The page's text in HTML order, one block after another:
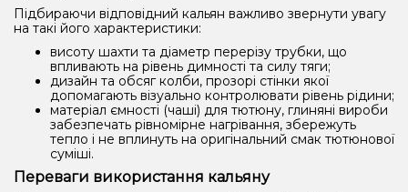
Підбираючи відповідний кальян важливо звернути увагу
на такі його характеристики:
висоту шахти та діаметр перерізу трубки, що
впливають на рівень димності та силу тяги;
дизайн та обсяг колби, прозорі стінки якої
допомагають візуально контролювати рівень рідини;
матеріал ємності (чаші) для тютюну, глиняні вироби
забезпечать рівномірне нагрівання, збережуть
тепло і не вплинуть на оригінальний смак тютюнової
суміші.
Переваги використання кальяну